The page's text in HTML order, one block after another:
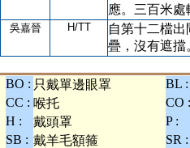
應。三百米處
吳嘉晉 H/TT
自第十二檔
疊，沒有遮擋
BO : 只戴單邊眼罩
BL :
CC : 喉托
CO :
H : 戴頭罩
P :
SB : 戴羊毛額箍
SR :